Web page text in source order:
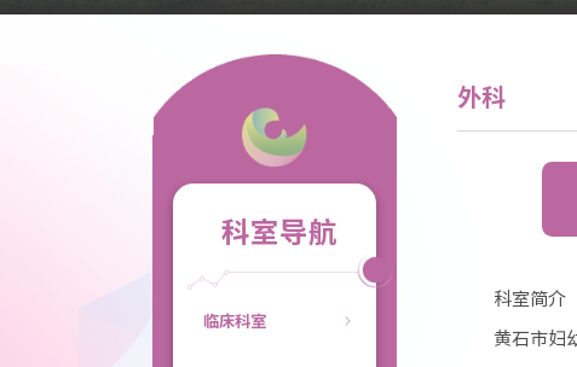
科室导航
临床科室
外科
科室简介
黄石市妇